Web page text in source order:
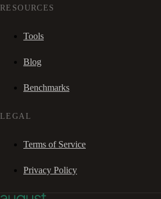
RESOURCES
Tools
Blog
Benchmarks
LEGAL
Terms of Service
Privacy Policy